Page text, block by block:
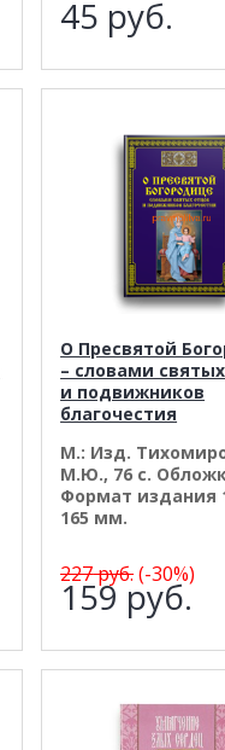
45 руб.
О Пресвятой
– словами
и подвижников
благочестия
М.: Изд.
М.Ю., 76 с.
Формат издания
165 мм.
227руб.(-30%)
159руб.